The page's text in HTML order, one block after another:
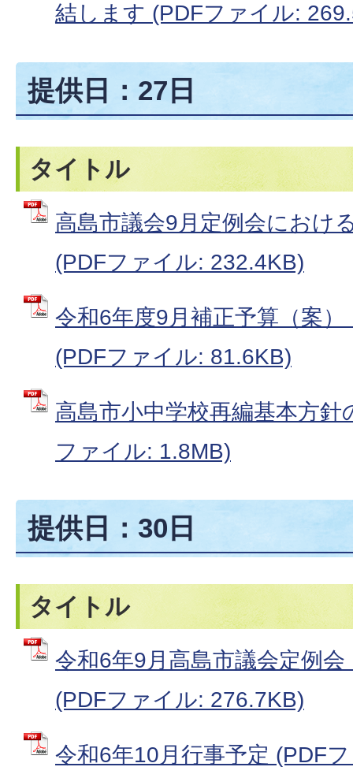
結します (PDFファイル:
提供日：27日
タイトル
高島市議会9月定例会におけ
(PDFファイル: 232.4KB)
令和6年度9月補正予算（案
(PDFファイル: 81.6KB)
高島市小中学校再編基本方
ファイル: 1.8MB)
提供日：30日
タイトル
令和6年9月高島市議会定例
(PDFファイル: 276.7KB)
令和6年10月行事予定 (PDF